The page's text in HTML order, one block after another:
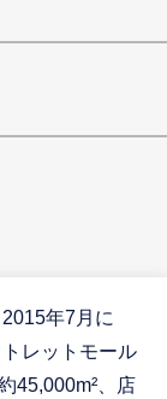
年7月に
レットモール
45,000m²、店